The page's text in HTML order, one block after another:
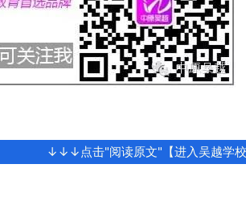
↓↓↓点击"阅读原文"【进入吴越学校